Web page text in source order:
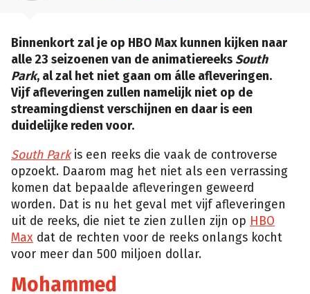
Binnenkort zal je op HBO Max kunnen kijken naar
alle 23 seizoenen van de animatiereeksSouth
Park, al zal het niet gaan om álle afleveringen.
Vijf afleveringen zullen namelijk niet op de
streamingdienst verschijnen en daar is een
duidelijke reden voor.
South Parkis een reeks die vaak de controverse
opzoekt. Daarom mag het niet als een verrassing
komen dat bepaalde afleveringen geweerd
worden. Dat is nu het geval met vijf afleveringen
uit de reeks, die niet te zien zullen zijn op HBO
Max dat de rechten voor de reeks onlangs kocht
voor meer dan 500 miljoen dollar.
Mohammed